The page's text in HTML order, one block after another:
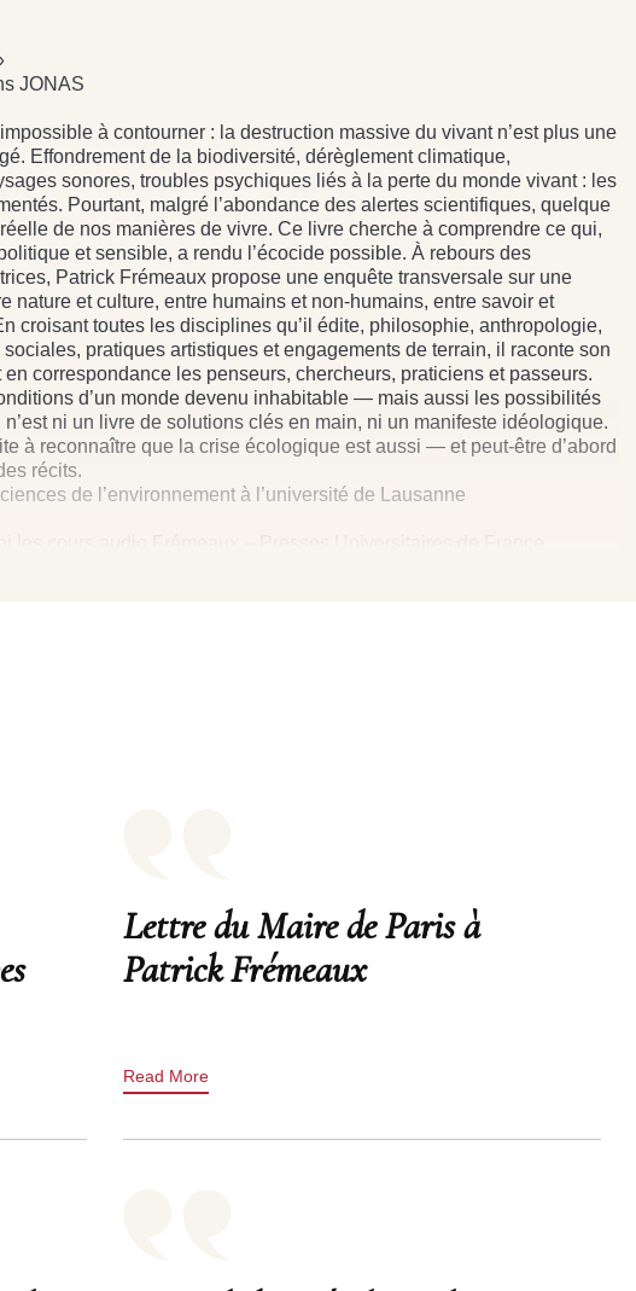
JONAS
à contourner : la destruction massive du vivant n’est plus une
Effondrement de la biodiversité, dérèglement climatique,
sonores, troubles psychiques liés à la perte du monde vivant : les
Pourtant, malgré l’abondance des alertes scientifiques, quelque
de nos manières de vivre. Ce livre cherche à comprendre ce qui,
et sensible, a rendu l’écocide possible. À rebours des
Patrick Frémeaux propose une enquête transversale sur une
nature et culture, entre humains et non-humains, entre savoir et
croisant toutes les disciplines qu’il édite, philosophie, anthropologie,
pratiques artistiques et engagements de terrain, il raconte son
correspondance les penseurs, chercheurs, praticiens et passeurs.
d’un monde devenu inhabitable — mais aussi les possibilités
ni un livre de solutions clés en main, ni un manifeste idéologique.
à reconnaître que la crise écologique est aussi — et peut-être d’abord
récits.
de l’environnement à l’université de Lausanne
un des premiers catalogues audio-naturalistes au monde, notamment
Lettre du Maire de Paris à
Patrick Frémeaux
Read More